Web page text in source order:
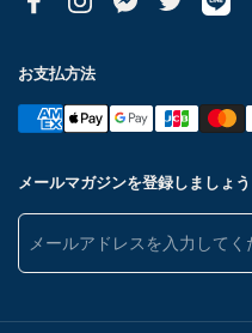
FacebookInstagramMessenger
Twitter
お支払方法
メールマガジンを登録しましょう